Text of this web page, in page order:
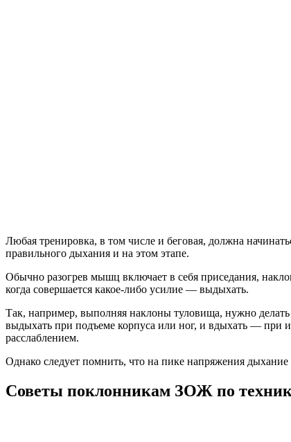
Любая тренировка, в том числе и беговая, должна
правильного дыхания и на этом этапе.
Обычно разогрев мышц включает в себя приседания,
когда совершается какое-либо усилие — выдыхать.
Так, например, выполняя наклоны туловища, нужно
выдыхать при подъеме корпуса или ног, и вдыхать — при
расслаблением.
Однако следует помнить, что на пике напряжения
Советы поклонникам ЗОЖ по